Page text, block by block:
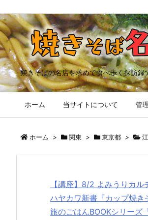
焼きそばの名店を求めて食べ歩く探訪録
ホーム 当サイトについて 管
ホーム > 関東 > 東京都 >
【講座】8/2 よみうりカ
ハヤカワ新書『カップ焼き
旅のごはんBOOKシリーズ